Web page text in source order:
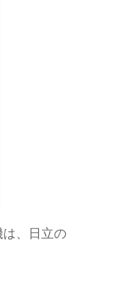
、日立の